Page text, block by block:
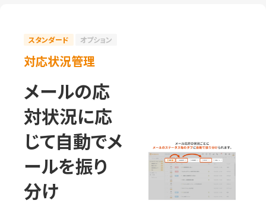
スタンダード オプション
対応状況管理
メールの応
対状況に応
じて自動でメ
ールを振り
分け